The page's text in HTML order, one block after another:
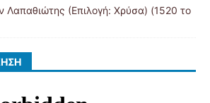
Λαπαθιώτης (Επιλογή: Χρύσα) (1520 το